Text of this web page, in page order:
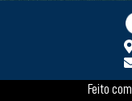
Feito com